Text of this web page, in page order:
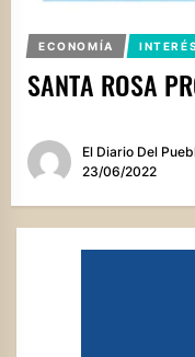
ECONOMÍA
SANTA ROSA
El Diario Del
23/06/2022